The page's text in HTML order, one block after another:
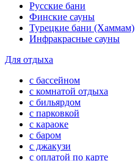
Русские бани
Финские сауны
Турецкие бани (Хаммам)
Инфракрасные сауны
Для отдыха
с бассейном
с комнатой отдыха
с бильярдом
с парковкой
с караоке
с баром
с джакузи
с оплатой по карте